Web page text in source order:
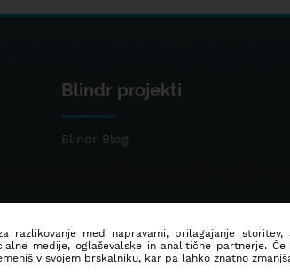
Blindr projekti
Blindr Blog
med napravami, prilagajanje
medije, oglaševalske in analitične partnerje.
v svojem brskalniku, kar pa lahko znatno